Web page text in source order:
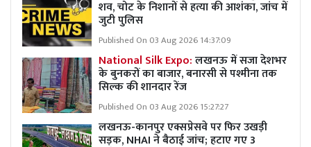
शव, चोट के निशानों से हत्या की आशंका, जांच में
जुटी पुलिस
Published On 03 Aug 2026 14:37:09
National Silk Expo:लखनऊ में सजा देशभर
के बुनकरों का बाजार, बनारसी से पश्मीना तक
सिल्क की शानदार रेंज
Published On 03 Aug 2026 15:27:27
लखनऊ-कानपुर एक्सप्रेसवे पर फिर उखड़ी
सड़क, NHAI ने बैठाई जांच; हटाए गए 3